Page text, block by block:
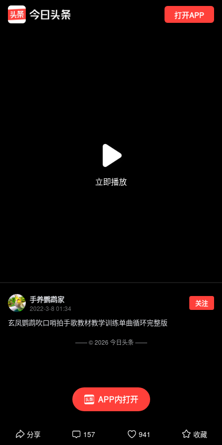
打开APP
APP内打开
手养鹦鹉家
2022-3-8 01:34
关注
玄凤鹦鹉吹口哨拍手歌教材教学训练单曲循环完整版
分享 157 941 收藏
—— ©2026 今日头条——